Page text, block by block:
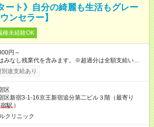
ート》自分の綺麗も生活もグレー
ンセラー】
種未経験OK
円～
みなし残業代を含みます。※超過分は全額支給いたし
なし残業代 38,100円／月 みなし残業時間 23時間／月
◆ 頑張りに応じて、インセンティブ（業
円】を記録している先輩社員も在籍しています。
】試用期間あり 試用期間の長さ：6ヶ月 ※ 雇用形態
本採用時と異なる部分があります。 雇用形態：中途
社員） 給与：月給 270,000円以上 上記額にはみなし
みます。※超過分は全額支給いたします。 みなし残
途支給あり
区
区新宿3-1-16京王新宿追分第二ビル３階（最寄り
駅 ）
クリニック